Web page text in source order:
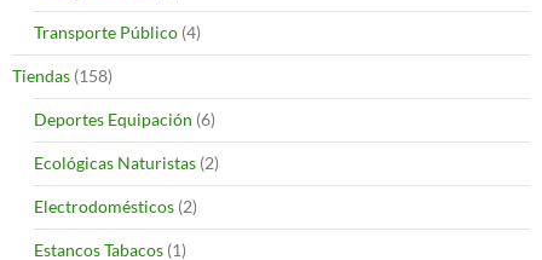
Transporte Público (4)
Tiendas (158)
Deportes Equipación (6)
Ecológicas Naturistas (2)
Electrodomésticos (2)
Estancos Tabacos (1)